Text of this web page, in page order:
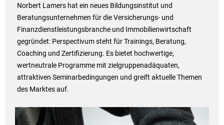
Norbert Lamers hat ein neues Bildungsinstitut und
Beratungsunternehmen für die Versicherungs- und
Finanzdienstleistungsbranche und Immobilienwirtschaft
gegründet: Perspectivum steht für Trainings, Beratung,
Coaching und Zertifizierung. Es bietet hochwertige,
wertneutrale Programme mit zielgruppenadäquaten,
attraktiven Seminarbedingungen und greift aktuelle Themen
des Marktes auf.